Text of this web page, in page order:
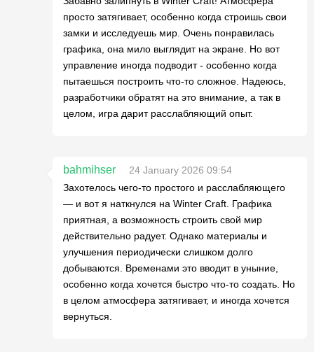
просто затягивает, особенно когда строишь свои
замки и исследуешь мир. Очень понравилась
графика, она мило выглядит на экране. Но вот
управление иногда подводит - особенно когда
пытаешься построить что-то сложное. Надеюсь,
разработчики обратят на это внимание, а так в
целом, игра дарит расслабляющий опыт.
bahmihser
24 January 2026 09:54
Захотелось чего-то простого и расслабляющего
— и вот я наткнулся на Winter Craft. Графика
приятная, а возможность строить свой мир
действительно радует. Однако материалы и
улучшения периодически слишком долго
добываются. Временами это вводит в уныние,
особенно когда хочется быстро что-то создать. Но
в целом атмосфера затягивает, и иногда хочется
вернуться.